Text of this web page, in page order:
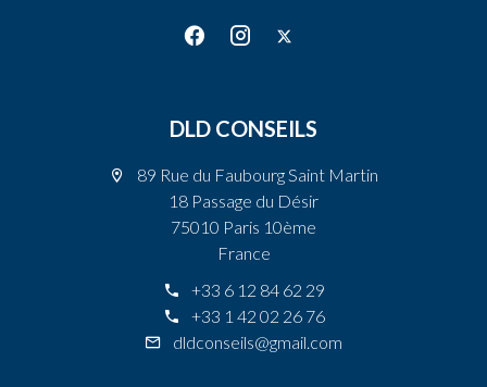
DLD CONSEILS
89 Rue du Faubourg Saint Martin
18 Passage du Désir
75010 Paris 10ème
France
+33 6 12 84 62 29
+33 1 42 02 26 76
dldconseils@gmail.com